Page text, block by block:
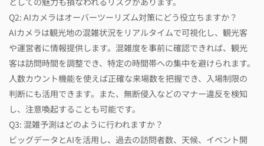
Q2: AIカメラはオーバーツーリズム対策にどう役立ちますか？
AIカメラは観光地の混雑状況をリアルタイムで可視化し、観光客
や運営者に情報提供します。混雑度を事前に確認できれば、観光
客は訪問時間を調整でき、特定の時間帯への集中を避けられます。
人数カウント機能を使えば正確な来場数を把握でき、入場制限の
判断にも活用できます。また、無断侵入などのマナー違反を検知
し、注意喚起することも可能です。
Q3: 混雑予測はどのように行われますか？
ビッグデータとAIを活用し、過去の訪問者数、天候、イベント開